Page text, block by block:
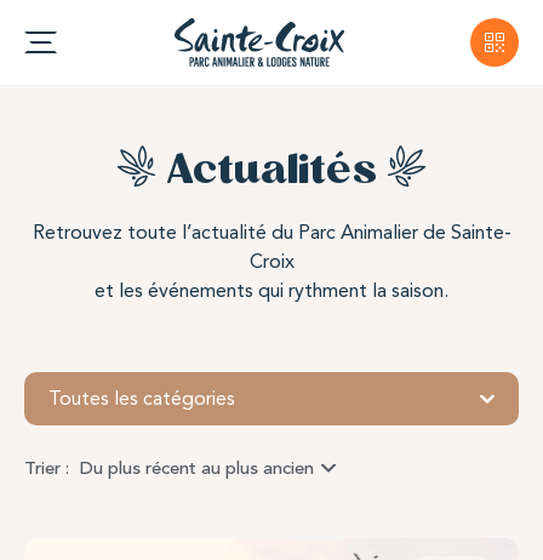
Actualités
Retrouvez toute l’actualité du Parc Animalier de Sainte-
Croix
et les événements qui rythment la saison.
Toutes les catégories
Trier : Du plus récent au plus ancien
Semaine de l'ours
Thomasfaisant leurs premiers pas sur leur